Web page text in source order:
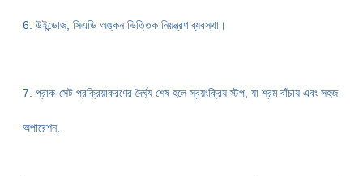
6. উইন্ডোজ, সিএডি অঙ্কন ভিত্তিক নিয়ন্ত্রণ ব্যবস্থা।
7. প্রাক-সেট প্রক্রিয়াকরণের দৈর্ঘ্য শেষ হলে স্বয়ংক্রিয় স্টপ, যা শ্রম বাঁচায় এবং সহজ
অপারেশন.